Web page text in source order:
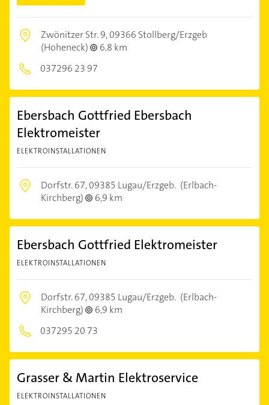
Zwönitzer Str. 9,09366 Stollberg/Erzgeb
(Hoheneck)
6,8 km
037296 23 97
Ebersbach Gottfried Ebersbach
Elektromeister
ELEKTROINSTALLATIONEN
Dorfstr. 67,09385 Lugau/Erzgeb. (Erlbach-
Kirchberg)
6,9 km
Ebersbach Gottfried Elektromeister
ELEKTROINSTALLATIONEN
Dorfstr. 67,09385 Lugau/Erzgeb. (Erlbach-
Kirchberg)
6,9 km
037295 20 73
Grasser & Martin Elektroservice
ELEKTROINSTALLATIONEN